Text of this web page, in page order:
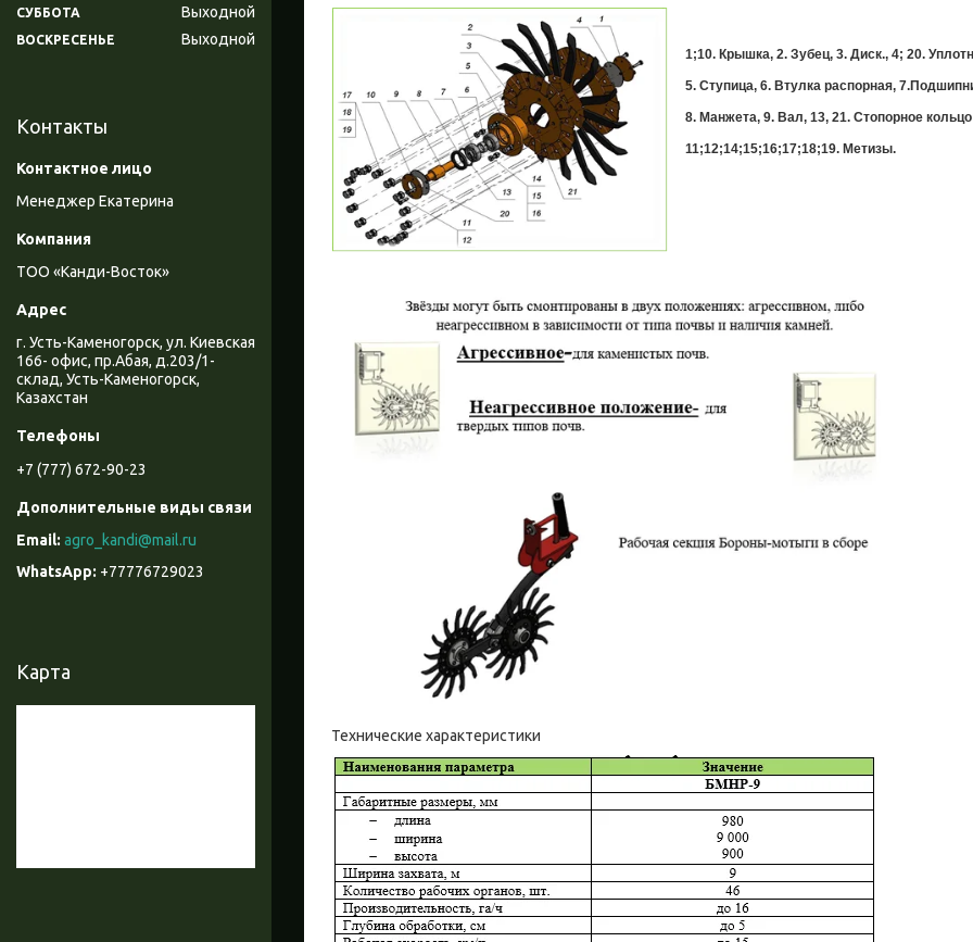
1;10. Крышка, 2. Зубец, 3. Диск., 4; 20.
5. Ступица, 6. Втулка распорная,
8. Манжета, 9. Вал, 13, 21. Стопорное кольцо
11;12;14;15;16;17;18;19. Метизы.
Технические характеристики
СУББОТА Выходной
ВОСКРЕСЕНЬЕ Выходной
Контакты
Менеджер Екатерина
ТОО «Канди-Восток»
г. Усть-Каменогорск, ул. Киевская
166- офис, пр.Абая, д.203/1-
склад, Усть-Каменогорск,
Казахстан
+7 (777) 672-90-23
agro_kandi@mail.ru
+77776729023
Карта